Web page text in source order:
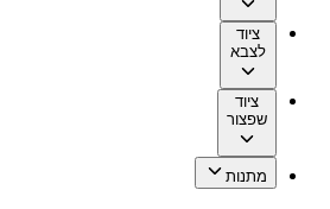
ציוד
לצבא
ציוד
שפצור
מתנות